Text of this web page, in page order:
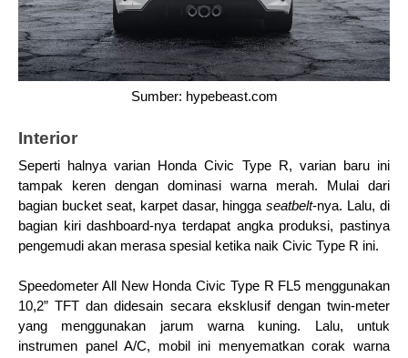
Sumber: hypebeast.com
Interior
Seperti halnya varian Honda Civic Type R, varian baru ini
tampak keren dengan dominasi warna merah. Mulai dari
bagian bucket seat, karpet dasar, hingga seatbelt-nya. Lalu, di
bagian kiri dashboard-nya terdapat angka produksi, pastinya
pengemudi akan merasa spesial ketika naik Civic Type R ini.
Speedometer All New Honda Civic Type R FL5 menggunakan
10,2” TFT dan didesain secara eksklusif dengan twin-meter
yang menggunakan jarum warna kuning. Lalu, untuk
instrumen panel A/C, mobil ini menyematkan corak warna